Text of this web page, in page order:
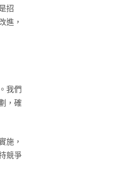
招
進，
我們
，確
施，
競爭